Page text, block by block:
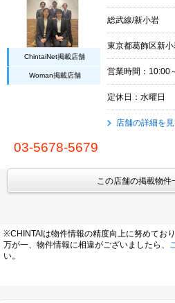
ChintaiNet掲載店舗
Woman掲載店舗
総武線/新小岩
東京都葛飾区新
営業時間：10:00
定休日：水曜日
店舗の詳細を見
03-5678-5679
この店舗の掲載物件
※CHINTAIは物件情報の精度向上に努めており
万が一、物件情報に相違がございましたら、
い。